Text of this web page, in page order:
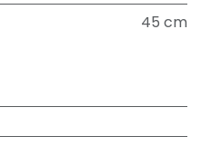
45 cm